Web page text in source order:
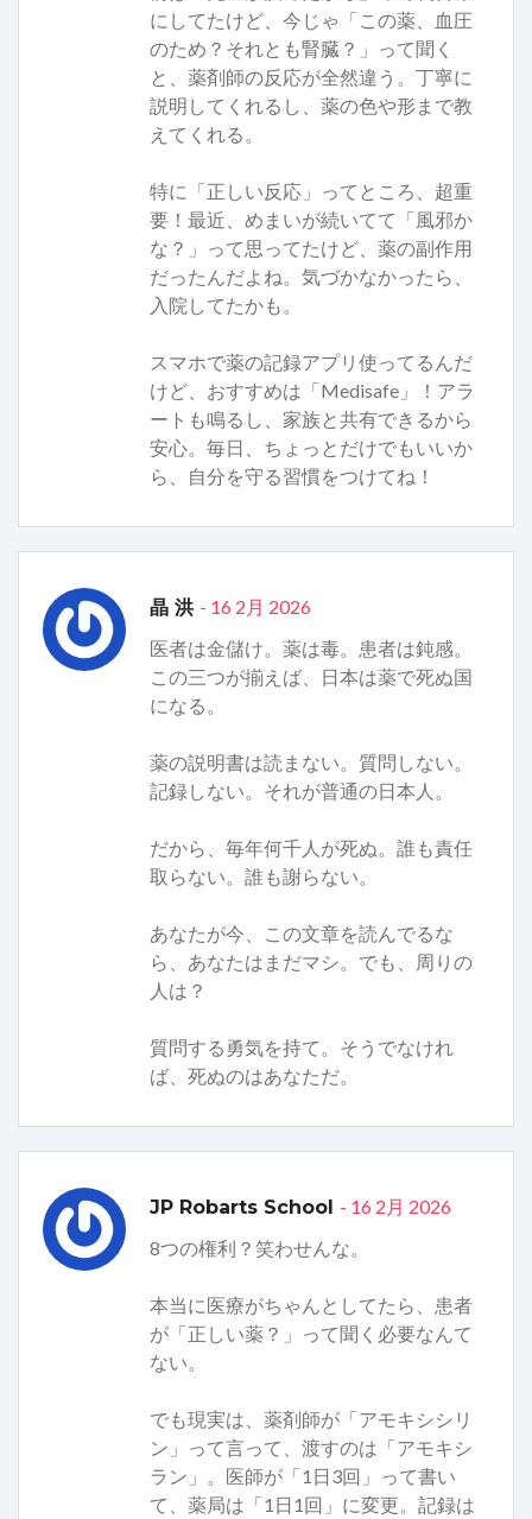
にしてたけど、今じゃ「この薬、血圧
のため？それとも腎臓？」って聞く
と、薬剤師の反応が全然違う。丁寧に
説明してくれるし、薬の色や形まで教
えてくれる。
特に「正しい反応」ってところ、超重
要！最近、めまいが続いてて「風邪か
な？」って思ってたけど、薬の副作用
だったんだよね。気づかなかったら、
入院してたかも。
スマホで薬の記録アプリ使ってるんだ
けど、おすすめは「Medisafe」！アラ
ートも鳴るし、家族と共有できるから
安心。毎日、ちょっとだけでもいいか
ら、自分を守る習慣をつけてね！
晶 洪 - 16 2月 2026
医者は金儲け。薬は毒。患者は鈍感。
この三つが揃えば、日本は薬で死ぬ国
になる。
薬の説明書は読まない。質問しない。
記録しない。それが普通の日本人。
だから、毎年何千人が死ぬ。誰も責任
取らない。誰も謝らない。
あなたが今、この文章を読んでるな
ら、あなたはまだマシ。でも、周りの
人は？
質問する勇気を持て。そうでなけれ
ば、死ぬのはあなただ。
JP Robarts School - 16 2月 2026
8つの権利？笑わせんな。
本当に医療がちゃんとしてたら、患者
が「正しい薬？」って聞く必要なんて
ない。
でも現実は、薬剤師が「アモキシシリ
ン」って言って、渡すのは「アモキシ
ラン」。医師が「1日3回」って書い
て、薬局は「1日1回」に変更。記録は